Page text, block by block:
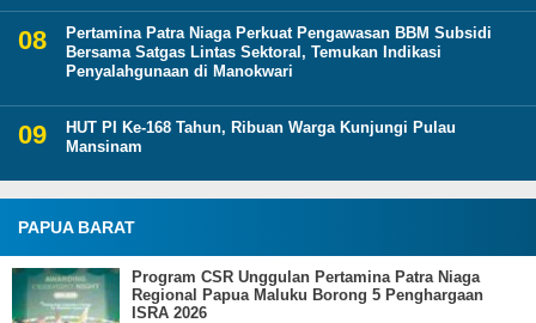
Pertamina Patra Niaga Perkuat Pengawasan BBM Subsidi
Bersama Satgas Lintas Sektoral, Temukan Indikasi
Penyalahgunaan di Manokwari
HUT PI Ke-168 Tahun, Ribuan Warga Kunjungi Pulau
Mansinam
PAPUA BARAT
Program CSR Unggulan Pertamina Patra Niaga
Regional Papua Maluku Borong 5 Penghargaan
ISRA 2026